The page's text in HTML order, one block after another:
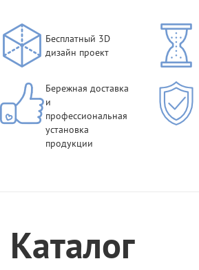
Бесплатный 3D
дизайн проект
Бережная доставка
и
профессиональная
установка
продукции
Каталог